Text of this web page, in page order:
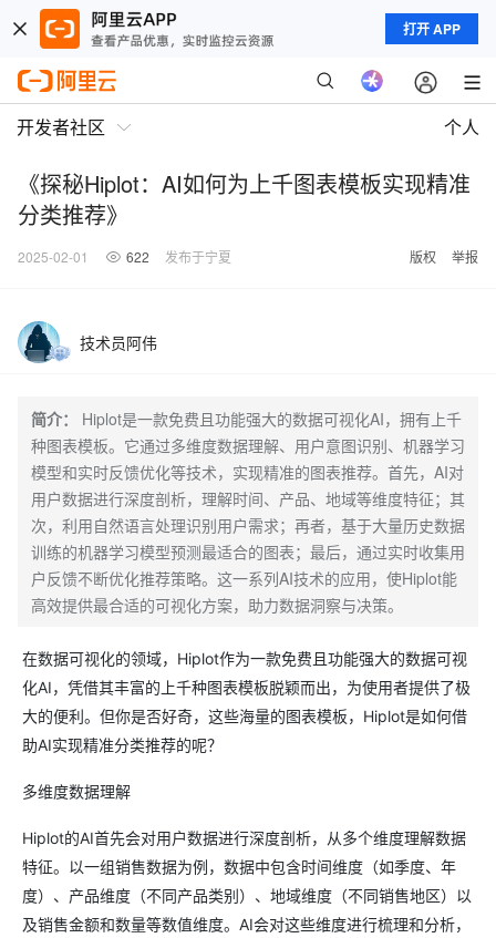
打开 APP
开发者社区 个人
《探秘Hiplot：AI如何为上千图表模板实现精准
分类推荐》
2025-02-01 622 发布于宁夏 版权 举报
技术员阿伟
简介：
Hiplot是一款免费且功能强大的数据可视化AI，拥有上千
种图表模板。它通过多维度数据理解、用户意图识别、机器学习
模型和实时反馈优化等技术，实现精准的图表推荐。首先，AI对
用户数据进行深度剖析，理解时间、产品、地域等维度特征；其
次，利用自然语言处理识别用户需求；再者，基于大量历史数据
训练的机器学习模型预测最适合的图表；最后，通过实时收集用
户反馈不断优化推荐策略。这一系列AI技术的应用，使Hiplot能
高效提供最合适的可视化方案，助力数据洞察与决策。
在数据可视化的领域，Hiplot作为一款免费且功能强大的数据可视
化AI，凭借其丰富的上千种图表模板脱颖而出，为使用者提供了极
大的便利。但你是否好奇，这些海量的图表模板，Hiplot是如何借
助AI实现精准分类推荐的呢？
多维度数据理解
Hiplot的AI首先会对用户数据进行深度剖析，从多个维度理解数据
特征。以一组销售数据为例，数据中包含时间维度（如季度、年
度）、产品维度（不同产品类别）、地域维度（不同销售地区）以
及销售金额和数量等数值维度。AI会对这些维度进行梳理和分析，